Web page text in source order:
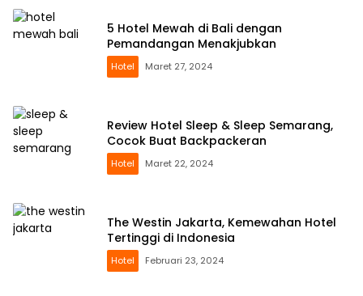
5 Hotel Mewah di Bali dengan
Pemandangan Menakjubkan
Hotel Maret 27, 2024
Review Hotel Sleep & Sleep Semarang,
Cocok Buat Backpackeran
Hotel Maret 22, 2024
The Westin Jakarta, Kemewahan Hotel
Tertinggi di Indonesia
Hotel Februari 23, 2024